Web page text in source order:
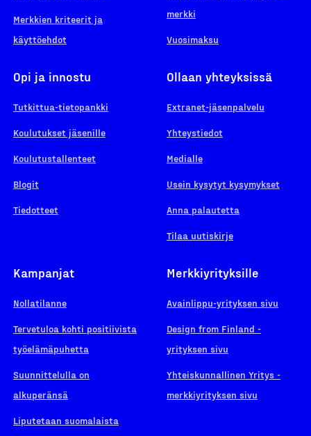
Merkkien kriteerit ja
käyttöehdot
merkki
Vuosimaksu
Opi ja innostu
Tutkittua-tietopankki
Koulutukset jäsenille
Koulutustallenteet
Blogit
Tiedotteet
Ollaan yhteyksissä
Extranet-jäsenpalvelu
Yhteystiedot
Medialle
Usein kysytyt kysymykset
Anna palautetta
Tilaa uutiskirje
Kampanjat
Nollatilanne
Tervetuloa kohti positiivista
työelämäpuhetta
Suunnittelulla on
alkuperänsä
Liputetaan suomalaista
Merkkiyrityksille
Avainlippu-yrityksen sivu
Design from Finland -
yrityksen sivu
Yhteiskunnallinen Yritys -
merkkiyrityksen sivu